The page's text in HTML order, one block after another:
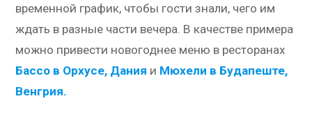
временной график, чтобы гости знали, чего им
ждать в разные части вечера. В качестве примера
можно привести новогоднее меню в ресторанах
Бассо в Орхусе, Дания и Мюхели в Будапеште,
Венгрия.